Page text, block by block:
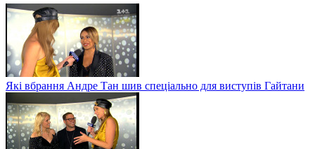
Які вбрання Андре Тан шив спеціально для виступів Гайтани